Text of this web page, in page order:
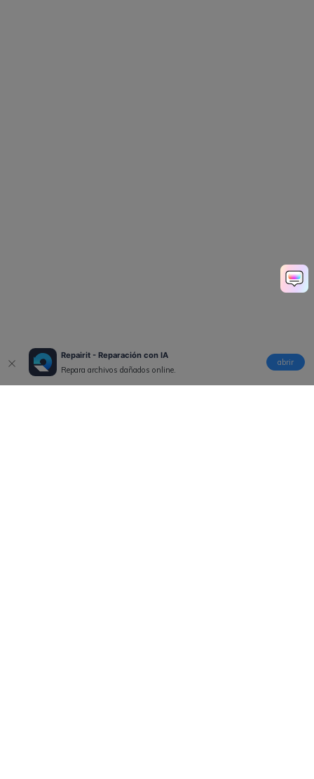
Repairit - Reparación con IA
Repara archivos dañados online.
abrir